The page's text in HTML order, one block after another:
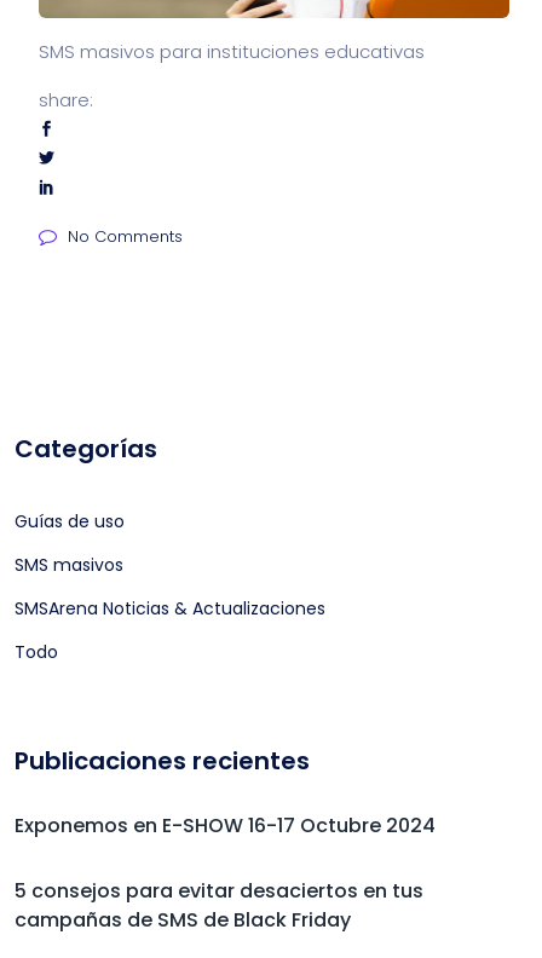
SMS masivos para instituciones educativas
share:
No Comments
Categorías
Guías de uso
SMS masivos
SMSArena Noticias & Actualizaciones
Todo
Publicaciones recientes
Exponemos en E-SHOW 16-17 Octubre 2024
5 consejos para evitar desaciertos en tus
campañas de SMS de Black Friday